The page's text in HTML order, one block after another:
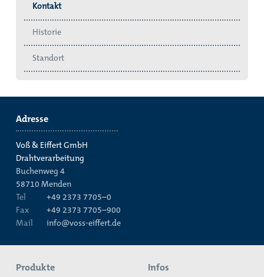
Kontakt
Historie
Standort
Adresse
Voß & Eiffert GmbH
Drahtverarbeitung
Buchenweg 4
58710 Menden
Tel
+49 2373 7705–0
Fax
+49 2373 7705–900
Mail
info@voss-eiffert.de
Produkte Infos